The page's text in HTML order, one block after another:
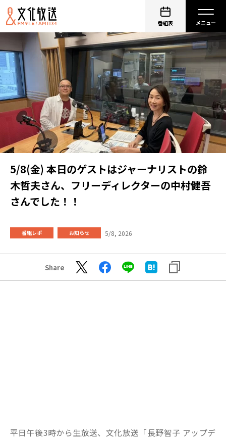
番組表
5/8(金) 本日のゲストはジャーナリストの鈴
木哲夫さん、フリーディレクターの中村健吾
さんでした！！
番組レポ お知らせ 5/8, 2026
Share
平日午後3時から生放送、文化放送「長野智子 アップデ